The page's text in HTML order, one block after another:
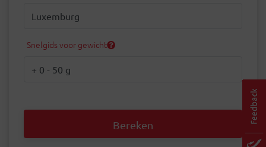
Snelgids voor gewicht
Bereken